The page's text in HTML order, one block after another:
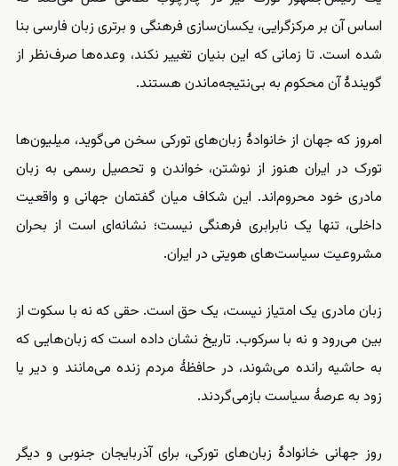
اساس آن بر مرکزگرایی، یکسان‌سازی فرهنگی و برتری زبان فارسی بنا
شده است. تا زمانی که این بنیان تغییر نکند، وعده‌ها صرف‌نظر از
گویندهٔ آن محکوم به بی‌نتیجه‌ماندن هستند.
امروز که جهان از خانوادهٔ زبان‌های تورکی سخن می‌گوید، میلیون‌ها
تورک در ایران هنوز از نوشتن، خواندن و تحصیل رسمی به زبان
مادری خود محروم‌اند. این شکاف میان گفتمان جهانی و واقعیت
داخلی، تنها یک نابرابری فرهنگی نیست؛ نشانه‌ای است از بحران
مشروعیت سیاست‌های هویتی در ایران.
زبان مادری یک امتیاز نیست، یک حق است. حقی که نه با سکوت از
بین می‌رود و نه با سرکوب. تاریخ نشان داده است که زبان‌هایی که
به حاشیه رانده می‌شوند، در حافظهٔ مردم زنده می‌مانند و دیر یا
زود به عرصهٔ سیاست بازمی‌گردند.
روز جهانی خانوادهٔ زبان‌های تورکی، برای آذربایجان جنوبی و دیگر